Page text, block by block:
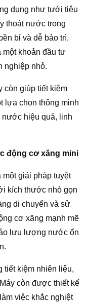
dụng như tưới tiêu
thoát nước trong
bỉ và dễ bảo trì,
khoản đầu tư
nghiệp nhỏ.
còn giúp tiết kiệm
lựa chọn thông minh
hiệu quả, linh
động cơ xăng mini
giải pháp tuyệt
kích thước nhỏ gọn
di chuyển và sử
cơ xăng mạnh mẽ
lưu lượng nước ổn
tiết kiệm nhiên liệu,
còn được thiết kế
việc khắc nghiệt